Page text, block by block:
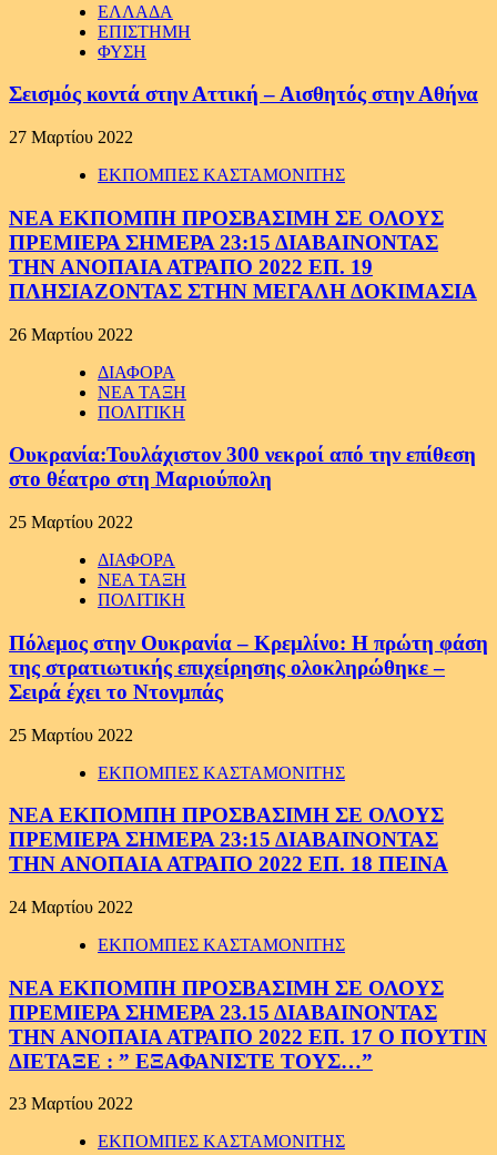
ΕΛΛΑΔΑ
ΕΠΙΣΤΗΜΗ
ΦΥΣΗ
Σεισμός κοντά στην Αττική – Αισθητός στην Αθήνα
27 Μαρτίου 2022
ΕΚΠΟΜΠΕΣ ΚΑΣΤΑΜΟΝΙΤΗΣ
ΝΕΑ ΕΚΠΟΜΠΗ ΠΡΟΣΒΑΣΙΜΗ ΣΕ ΟΛΟΥΣ
ΠΡΕΜΙΕΡΑ ΣΗΜΕΡΑ 23:15 ΔΙΑΒΑΙΝΟΝΤΑΣ
ΤΗΝ ΑΝΟΠΑΙΑ ΑΤΡΑΠΟ 2022 ΕΠ. 19
ΠΛΗΣΙΑΖΟΝΤΑΣ ΣΤΗΝ ΜΕΓΑΛΗ ΔΟΚΙΜΑΣΙΑ
26 Μαρτίου 2022
ΔΙΑΦΟΡΑ
ΝΕΑ ΤΑΞΗ
ΠΟΛΙΤΙΚΗ
Ουκρανία:Τουλάχιστον 300 νεκροί από την επίθεση
στο θέατρο στη Μαριούπολη
25 Μαρτίου 2022
ΔΙΑΦΟΡΑ
ΝΕΑ ΤΑΞΗ
ΠΟΛΙΤΙΚΗ
Πόλεμος στην Ουκρανία – Κρεμλίνο: Η πρώτη φάση
της στρατιωτικής επιχείρησης ολοκληρώθηκε –
Σειρά έχει το Ντονμπάς
25 Μαρτίου 2022
ΕΚΠΟΜΠΕΣ ΚΑΣΤΑΜΟΝΙΤΗΣ
ΝΕΑ ΕΚΠΟΜΠΗ ΠΡΟΣΒΑΣΙΜΗ ΣΕ ΟΛΟΥΣ
ΠΡΕΜΙΕΡΑ ΣΗΜΕΡΑ 23:15 ΔΙΑΒΑΙΝΟΝΤΑΣ
ΤΗΝ ΑΝΟΠΑΙΑ ΑΤΡΑΠΟ 2022 ΕΠ. 18 ΠΕΙΝΑ
24 Μαρτίου 2022
ΕΚΠΟΜΠΕΣ ΚΑΣΤΑΜΟΝΙΤΗΣ
ΝΕΑ ΕΚΠΟΜΠΗ ΠΡΟΣΒΑΣΙΜΗ ΣΕ ΟΛΟΥΣ
ΠΡΕΜΙΕΡΑ ΣΗΜΕΡΑ 23.15 ΔΙΑΒΑΙΝΟΝΤΑΣ
ΤΗΝ ΑΝΟΠΑΙΑ ΑΤΡΑΠΟ 2022 ΕΠ. 17 Ο ΠΟΥΤΙΝ
ΔΙΕΤΑΞΕ : ” ΕΞΑΦΑΝΙΣΤΕ ΤΟΥΣ…”
23 Μαρτίου 2022
ΕΚΠΟΜΠΕΣ ΚΑΣΤΑΜΟΝΙΤΗΣ